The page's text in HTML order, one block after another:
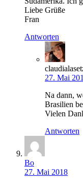
Liebe Grüße
Fran
Antworten
27. Mai
Na dann,
Brasilien
Vielen
Antworten
Bo
27. Mai 2018